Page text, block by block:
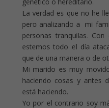
La verdad es que no he
pero analizando a mi
personas tranquilas.
estemos todo el día
que de una manera o de
Mi marido es muy
haciendo cosas y antes
está haciendo.
Yo por el contrario soy